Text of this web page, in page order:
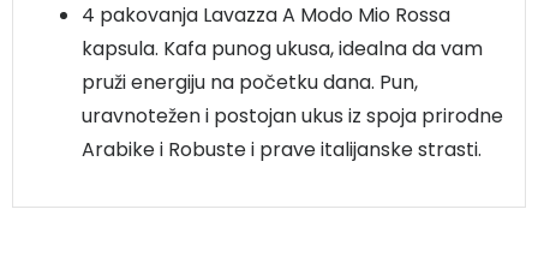
4 pakovanja Lavazza A Modo Mio Rossa
kapsula. Kafa punog ukusa, idealna da vam
pruži energiju na početku dana. Pun,
uravnotežen i postojan ukus iz spoja prirodne
Arabike i Robuste i prave italijanske strasti.